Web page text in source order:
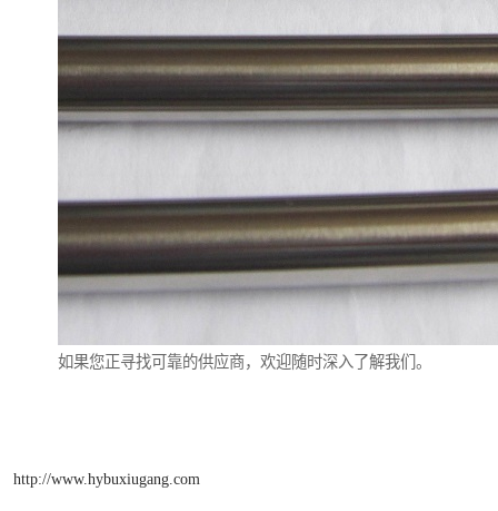
如果您正寻找可靠的供应商，欢迎随时深入了解我们。
http://www.hybuxiugang.com